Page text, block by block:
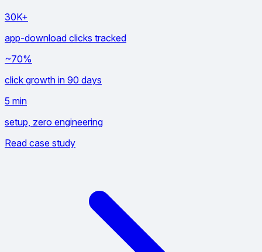
30K+
app-download clicks tracked
~70%
click growth in 90 days
5 min
setup, zero engineering
Read case study